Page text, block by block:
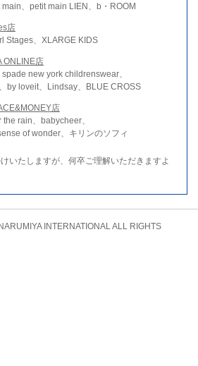
、petit main LIEN、b・ROOM
店
Stages、XLARGE KIDS
ONLINE店
new york childrenswear、
by loveit、Lindsay、BLUE CROSS
店
rain、babycheer、
of wonder、キリンのソフィ
いたしますが、何卒ご理解いただきますよ